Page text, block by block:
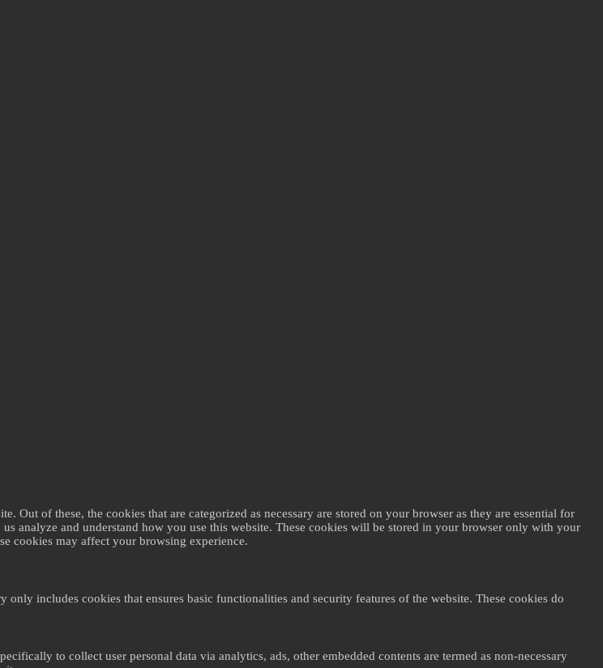
of these, the cookies that are categorized as necessary are stored on your browser as they are essential for
analyze and understand how you use this website. These cookies will be stored in your browser only with your
cookies may affect your browsing experience.
includes cookies that ensures basic functionalities and security features of the website. These cookies do
to collect user personal data via analytics, ads, other embedded contents are termed as non-necessary